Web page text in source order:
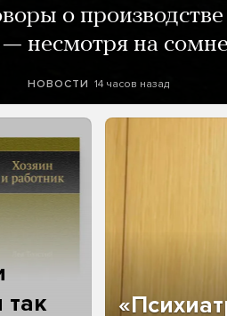
о
несмотря на
НОВОСТИ 14 часов назад
так